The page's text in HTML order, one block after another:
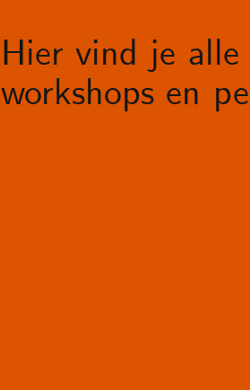
Hier vind je alle
workshops en